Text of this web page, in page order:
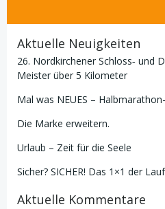
Aktuelle Neuigkeiten
26. Nordkirchener Schloss‑ und
Meister über 5 Kilometer
Mal was NEUES –
Die Marke erweitern.
Urlaub – Zeit für die Seele
Sicher? SICHER! Das 1×1 der
Aktuelle Kommentare